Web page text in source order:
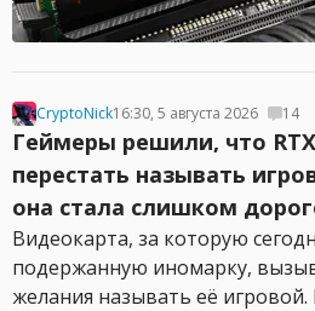
CryptoNick16:30, 5 августа 2026 14
Геймеры решили, что
перестать называть
она стала слишком
Видеокарта, за которую
подержанную иномарку,
желания называть её игровой.